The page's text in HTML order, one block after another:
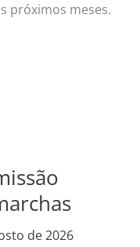
próximos meses.
de 2026